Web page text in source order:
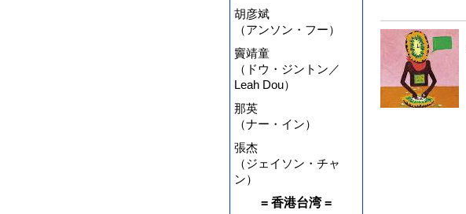
胡彦斌
（アンソン・フー）
竇靖童
（ドウ・ジントン／
Leah Dou）
那英
（ナー・イン）
張杰
（ジェイソン・チャ
ン）
= 香港台湾 =